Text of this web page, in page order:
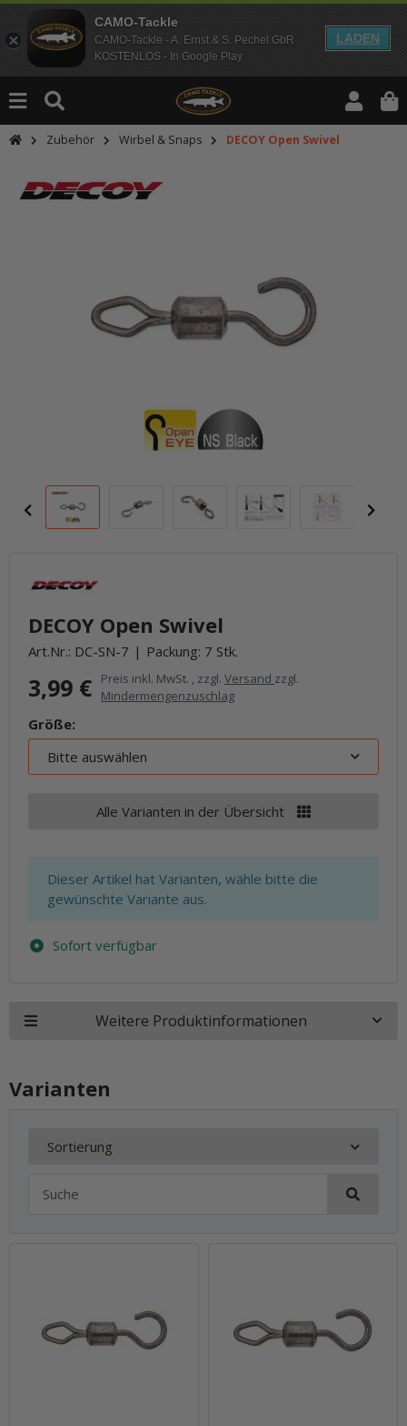
CAMO-Tackle
CAMO-Tackle - A. Ernst & S. Pechel GbR
KOSTENLOS - In Google Play
LADEN
Zubehör Wirbel & Snaps DECOY Open Swivel
DECOY Open Swivel
Art.Nr.: DC-SN-7 Packung: 7 Stk.
3,99 € Preis inkl. MwSt. , zzgl. Versand zzgl.
Mindermengenzuschlag
Größe:
Bitte auswählen
Alle Varianten in der Übersicht
x
Dieser Artikel hat Varianten, wähle bitte die
gewünschte Variante aus.
Sofort verfügbar
Weitere Produktinformationen
Varianten
Sortierung